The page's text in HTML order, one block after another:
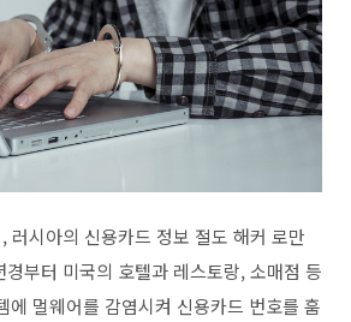
러시아의 신용카드 정보 절도 해커 로만
부터 미국의 호텔과 레스토랑, 소매점 등
에 멀웨어를 감염시켜 신용카드 번호를 훔